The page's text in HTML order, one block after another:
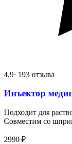
4,9· 193 отзыва
Инъектор
Подходит для
Совместим со
2990 ₽